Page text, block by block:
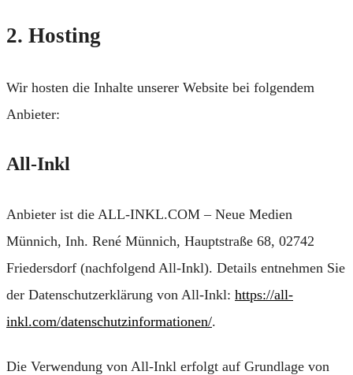
2. Hosting
Wir hosten die Inhalte unserer Website bei folgendem
Anbieter:
All-Inkl
Anbieter ist die ALL-INKL.COM – Neue Medien
Münnich, Inh. René Münnich, Hauptstraße 68, 02742
Friedersdorf (nachfolgend All-Inkl). Details entnehmen Sie
der Datenschutzerklärung von All-Inkl: https://all-
inkl.com/datenschutzinformationen/.
Die Verwendung von All-Inkl erfolgt auf Grundlage von